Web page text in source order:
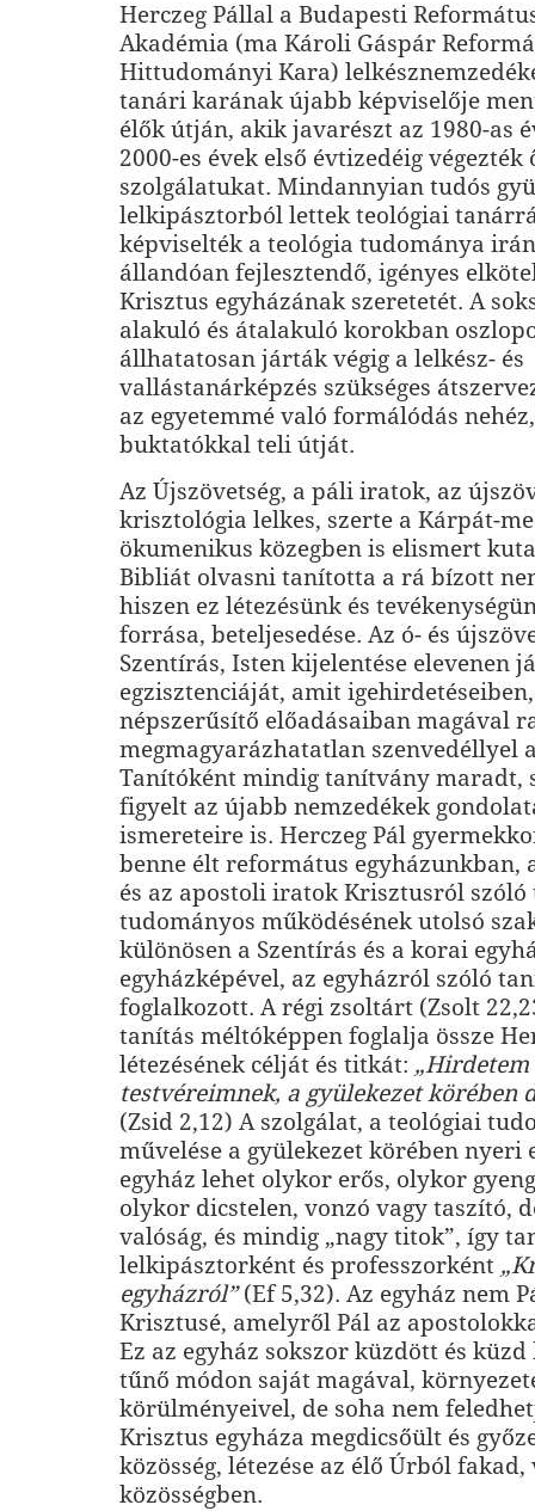
Herczeg Pállal a Budapesti
Akadémia (ma Károli Gáspár
Hittudományi Kara)
tanári karának újabb képviselője
élők útján, akik javarészt az 1980-as
2000-es évek első évtizedéig
szolgálatukat. Mindannyian tudós
lelkipásztorból lettek teológiai
képviselték a teológia tudománya
állandóan fejlesztendő, igényes
Krisztus egyházának szeretetét. A
alakuló és átalakuló korokban
állhatatosan járták végig a lelkész- és
vallástanárképzés szükséges
az egyetemmé való formálódás
buktatókkal teli útját.
Az Újszövetség, a páli iratok, az
krisztológia lelkes, szer­te a Kárpát-
ökumenikus közegben is elismert
Bibliát olvasni tanította a rá bízott
hiszen ez létezésünk és
forrása, beteljesedése. Az ó- és
Szentírás, Isten kijelentése elevenen
egzisztenciáját, amit
népszerűsítő előadásaiban magával
megmagyarázhatatlan szenvedéllyel
Tanítóként mindig tanítvány maradt,
figyelt az újabb nemzedékek
ismereteire is. Herczeg Pál
benne élt református egyházunkban,
és az apostoli iratok Krisztusról
tudományos működésének utolsó
különösen a Szentírás és a korai
egyházképével, az egyházról szóló
foglalkozott. A régi zsoltárt (Zsolt
tanítás méltóképpen foglalja össze
létezésének célját és titkát: „Hirdetem
testvéreimnek, a gyülekezet körében
(Zsid 2,12) A szolgálat, a teológiai
művelése a gyülekezet körében nyeri
egyház lehet olykor erős, olykor
olykor dicstelen, vonzó vagy taszító,
valóság, és mindig „nagy titok”, így
lelkipásztorként és professzorként
egyházról”(Ef 5,32). Az egyház nem
Krisztusé, amelyről Pál az
Ez az egyház sokszor küzdött és
tűnő mó­don saját magával,
körülményeivel, de soha nem
Krisztus egyháza megdicsőült és
közösség, létezése az élő Úrból fakad,
közösségben.